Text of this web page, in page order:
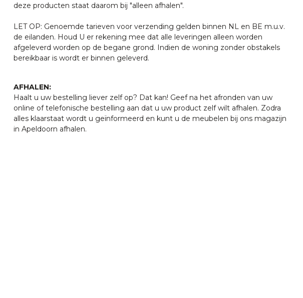
deze producten staat daarom bij "alleen afhalen".
LET OP: Genoemde tarieven voor verzending gelden binnen NL en BE m.u.v.
de eilanden. Houd U er rekening mee dat alle leveringen alleen worden
afgeleverd worden op de begane grond. Indien de woning zonder obstakels
bereikbaar is wordt er binnen geleverd.
AFHALEN:
Haalt u uw bestelling liever zelf op? Dat kan! Geef na het afronden van uw
online of telefonische bestelling aan dat u uw product zelf wilt afhalen. Zodra
alles klaarstaat wordt u geïnformeerd en kunt u de meubelen bij ons magazijn
in Apeldoorn afhalen.